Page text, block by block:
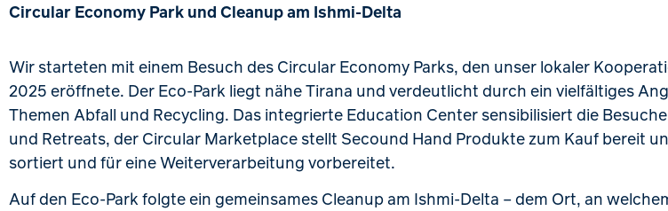
Circular Economy Park und Cleanup am Ishmi-Delta
Wir starteten mit einem Besuch des Circular Economy Parks, den unser lokaler
2025 eröffnete. Der Eco-Park liegt nähe Tirana und verdeutlicht durch ein vielfältiges
Themen Abfall und Recycling. Das integrierte Education Center sensibilisiert die
und Retreats, der Circular Marketplace stellt Secound Hand Produkte zum Kauf bereit
sortiert und für eine Weiterverarbeitung vorbereitet.
Auf den Eco-Park folgte ein gemeinsames Cleanup am Ishmi-Delta – dem Ort, an